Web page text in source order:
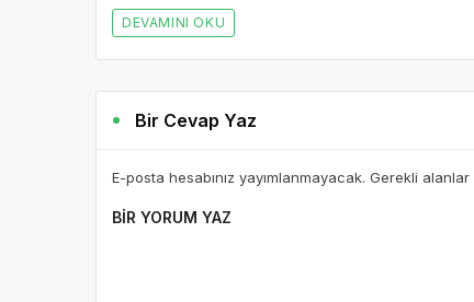
DEVAMINI OKU
Bir Cevap Yaz
E-posta hesabınız yayımlanmayacak. Gerekli
BIR YORUM YAZ